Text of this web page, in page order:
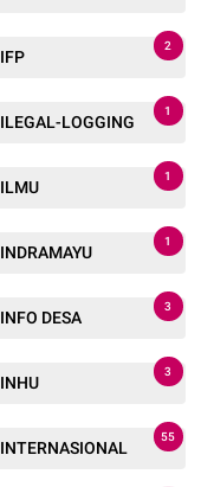
IFP
2
ILEGAL-LOGGING
1
ILMU
1
INDRAMAYU
1
INFO DESA
3
INHU
3
INTERNASIONAL
55